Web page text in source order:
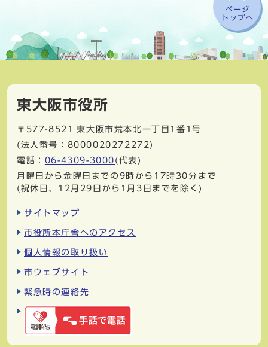
ページ
トップへ
東大阪市役所
〒577-8521
東大阪市荒本北一丁目1番1号
(法人番号：8000020272272)
電話： 06-4309-3000 (代表)
月曜日から金曜日までの9時から17時30分まで
(祝休日、12月29日から1月3日までを除く)
サイトマップ
市役所本庁舎へのアクセス
個人情報の取り扱い
市ウェブサイト
緊急時の連絡先